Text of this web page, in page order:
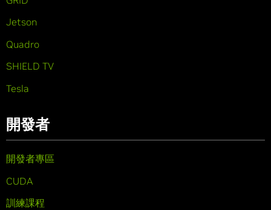
Jetson
Quadro
SHIELD TV
Tesla
開發者
開發者專區
CUDA
訓練課程